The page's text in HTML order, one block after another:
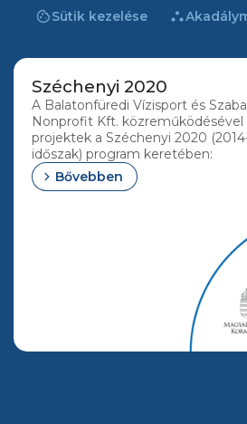
cookieSütik kezelése atr
Széchenyi 2020
A Balatonfüredi Vízisport és
Nonprofit Kft. közreműködésével
projektek a Széchenyi 2020
időszak) program keretében:
chevron_right Bővebben